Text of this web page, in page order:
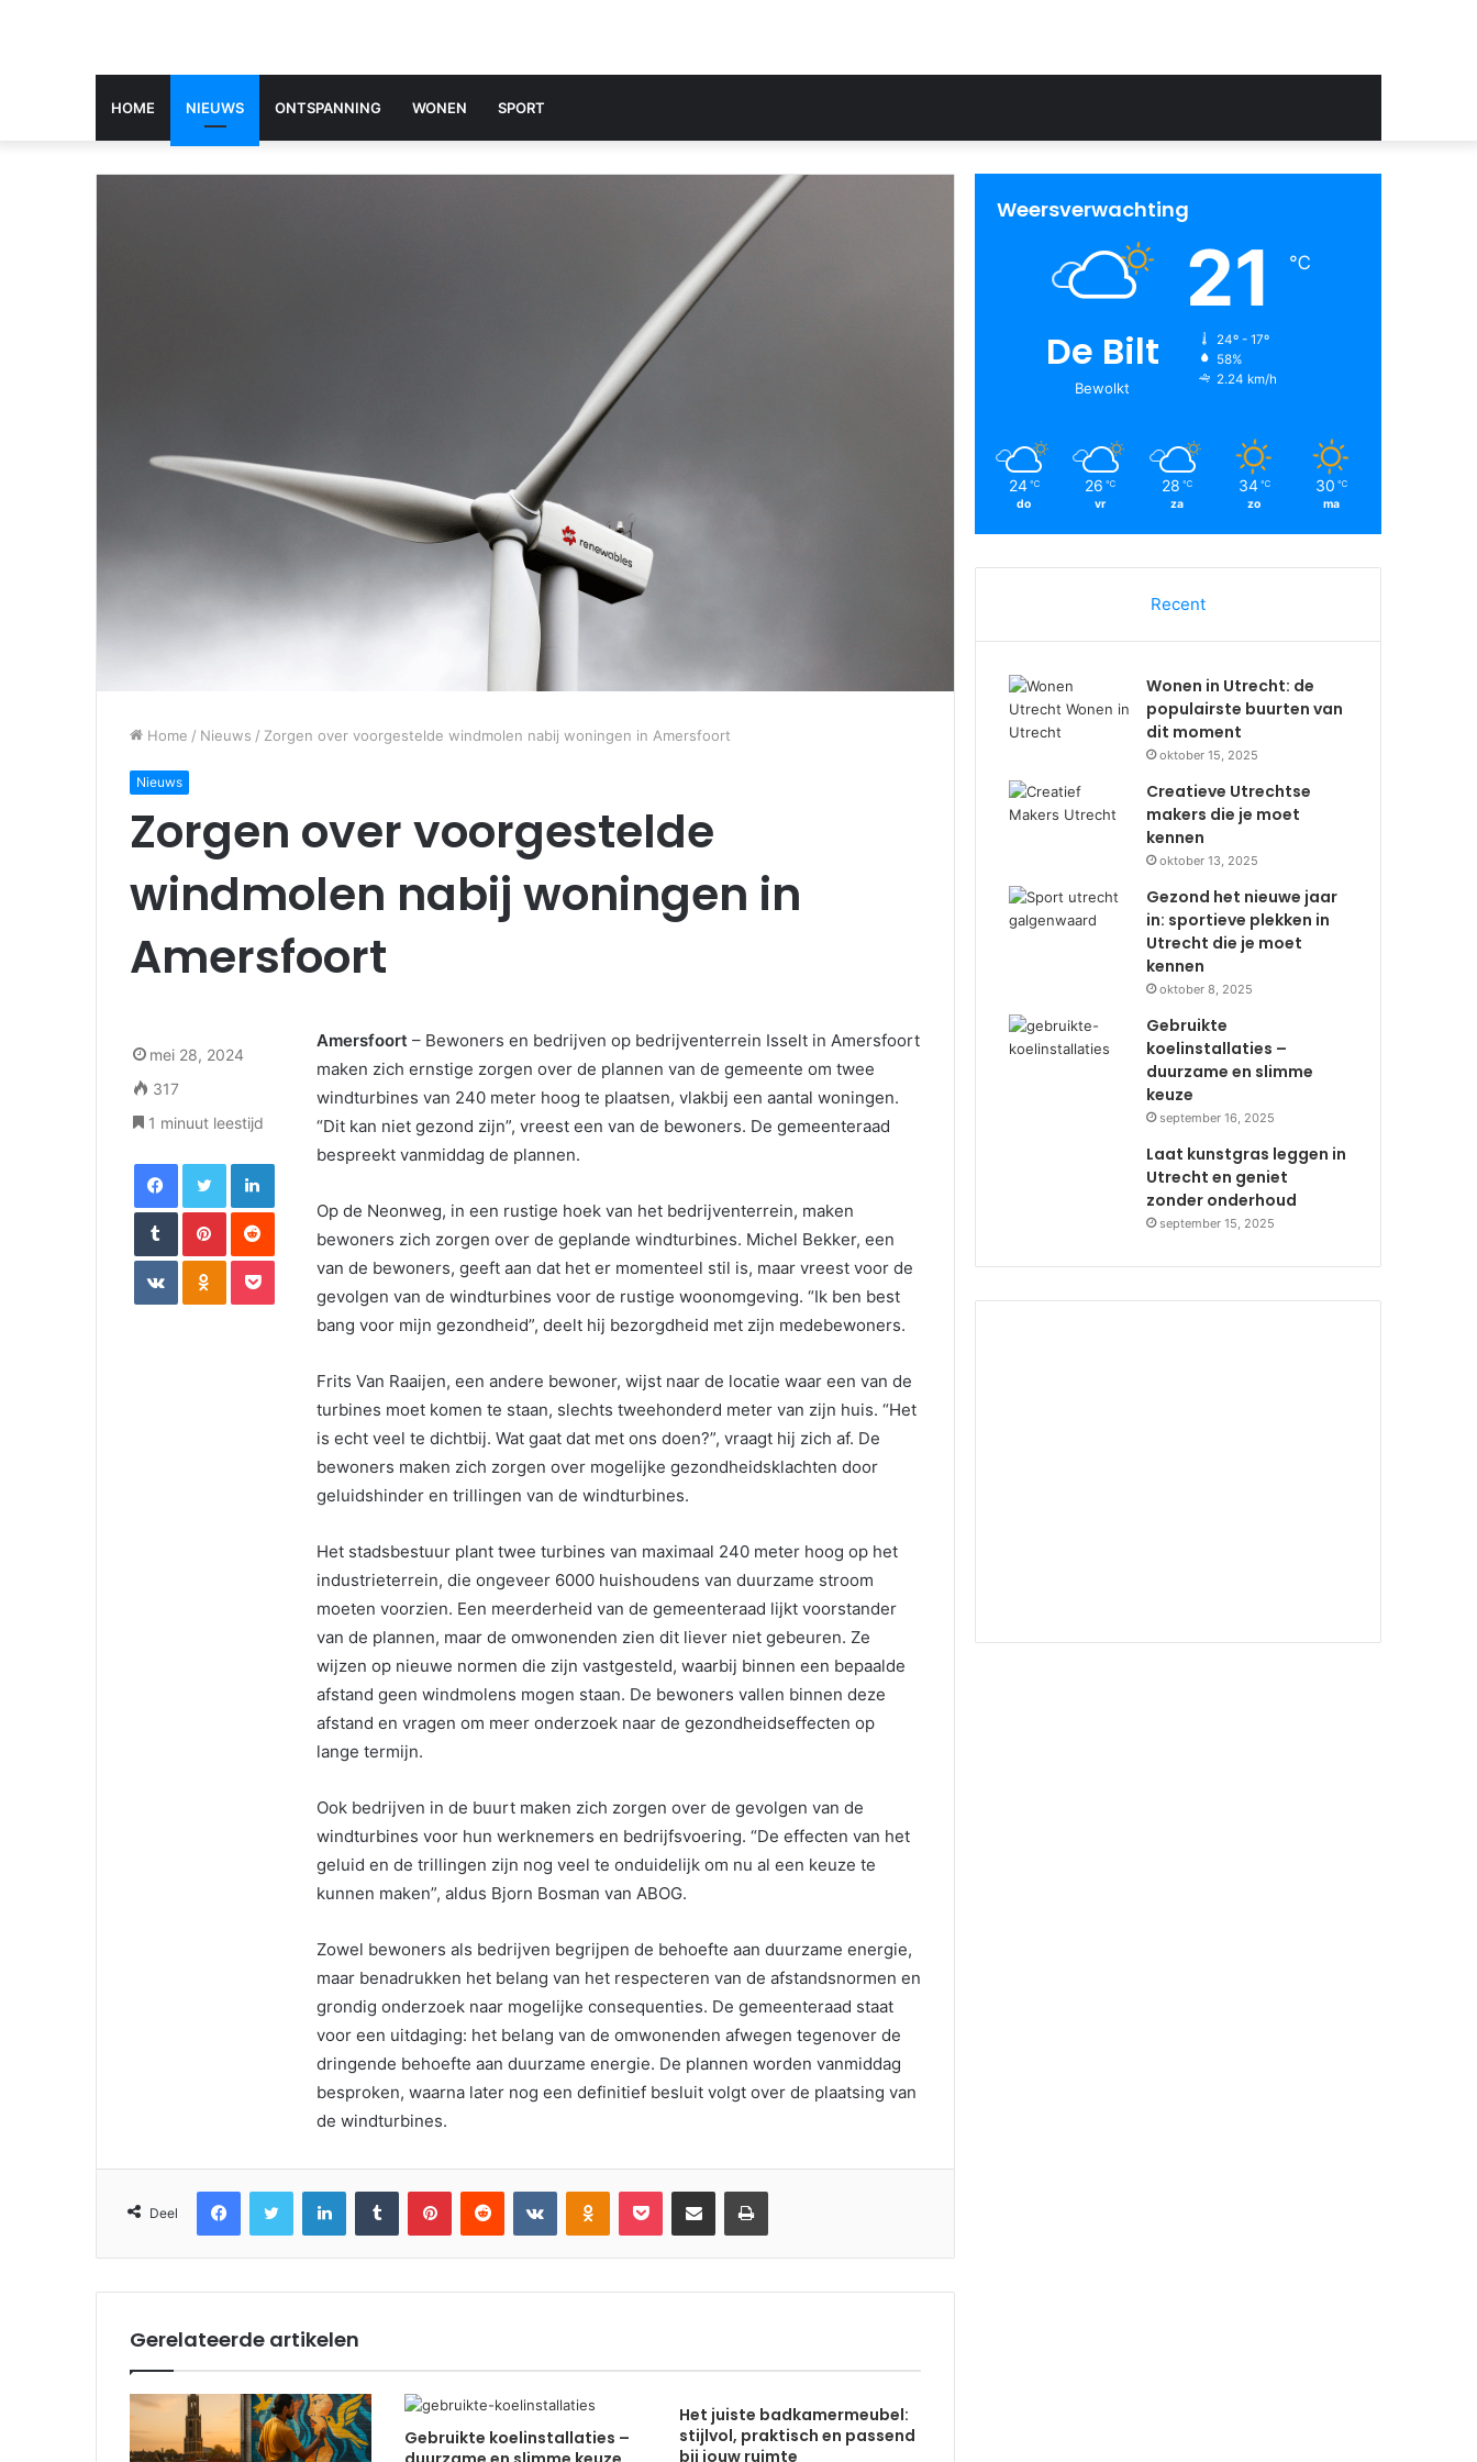
HOME NIEUWS ONTSPANNING WONEN SPORT
Home / Nieuws / Zorgen over voorgestelde windmolen nabij woningen in Amersfoort
Nieuws
Zorgen over voorgestelde
windmolen nabij woningen in
Amersfoort
Amersfoort – Bewoners en bedrijven op bedrijventerrein Isselt in Amersfoort
maken zich ernstige zorgen over de plannen van de gemeente om twee
windturbines van 240 meter hoog te plaatsen, vlakbij een aantal woningen.
“Dit kan niet gezond zijn”, vreest een van de bewoners. De gemeenteraad
bespreekt vanmiddag de plannen.
Op de Neonweg, in een rustige hoek van het bedrijventerrein, maken
bewoners zich zorgen over de geplande windturbines. Michel Bekker, een
van de bewoners, geeft aan dat het er momenteel stil is, maar vreest voor de
gevolgen van de windturbines voor de rustige woonomgeving. “Ik ben best
bang voor mijn gezondheid”, deelt hij bezorgdheid met zijn medebewoners.
Frits Van Raaijen, een andere bewoner, wijst naar de locatie waar een van de
turbines moet komen te staan, slechts tweehonderd meter van zijn huis. “Het
is echt veel te dichtbij. Wat gaat dat met ons doen?”, vraagt hij zich af. De
bewoners maken zich zorgen over mogelijke gezondheidsklachten door
geluidshinder en trillingen van de windturbines.
Het stadsbestuur plant twee turbines van maximaal 240 meter hoog op het
industrieterrein, die ongeveer 6000 huishoudens van duurzame stroom
moeten voorzien. Een meerderheid van de gemeenteraad lijkt voorstander
van de plannen, maar de omwonenden zien dit liever niet gebeuren. Ze
wijzen op nieuwe normen die zijn vastgesteld, waarbij binnen een bepaalde
afstand geen windmolens mogen staan. De bewoners vallen binnen deze
afstand en vragen om meer onderzoek naar de gezondheidseffecten op
lange termijn.
Ook bedrijven in de buurt maken zich zorgen over de gevolgen van de
windturbines voor hun werknemers en bedrijfsvoering. “De effecten van het
geluid en de trillingen zijn nog veel te onduidelijk om nu al een keuze te
kunnen maken”, aldus Bjorn Bosman van ABOG.
Zowel bewoners als bedrijven begrijpen de behoefte aan duurzame energie,
maar benadrukken het belang van het respecteren van de afstandsnormen en
grondig onderzoek naar mogelijke consequenties. De gemeenteraad staat
voor een uitdaging: het belang van de omwonenden afwegen tegenover de
dringende behoefte aan duurzame energie. De plannen worden vanmiddag
besproken, waarna later nog een definitief besluit volgt over de plaatsing van
de windturbines.
mei 28, 2024
317
1 minuut leestijd
FacebookTwitterLinkedIn
TumblrPinterestReddit
VKontakteOdnoklassniki
Pocket
Deel
FacebookTwitter LinkedInTumblr PinterestReddit VKontakteOdnoklassniki
Pocket Deel via email Print
Gerelateerde artikelen
Gebruikte koelinstallaties –
Het juiste badkamermeubel:
stijlvol, praktisch en passend
bij jouw ruimte
Weersverwachting
De Bilt
Bewolkt
21 ℃
24º - 17º
58%
2.24 km/h
24 ℃
do
26 ℃
vr
28 ℃
za
34 ℃
zo
30 ℃
ma
Recent
Wonen in Utrecht: de
populairste buurten van
dit moment
oktober 15, 2025
Creatieve Utrechtse
makers die je moet
kennen
oktober 13, 2025
Gezond het nieuwe jaar
in: sportieve plekken in
Utrecht die je moet
kennen
oktober 8, 2025
Gebruikte
koelinstallaties –
duurzame en slimme
keuze
september 16, 2025
Laat kunstgras leggen in
Utrecht en geniet
zonder onderhoud
september 15, 2025